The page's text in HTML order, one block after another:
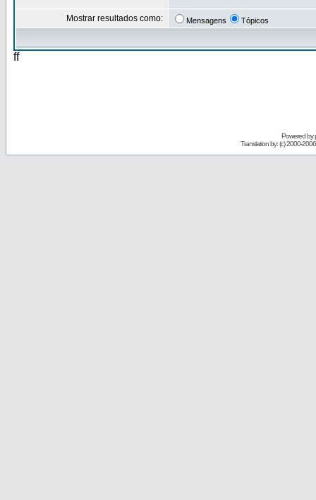
Mostrar resultados como: Mensagens Tópicos
ff
Powered by
Translation by: (c) 2000-